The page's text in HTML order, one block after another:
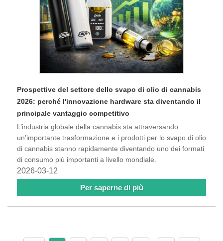
Prospettive del settore dello svapo di olio di cannabis
2026: perché l'innovazione hardware sta diventando il
principale vantaggio competitivo
L’industria globale della cannabis sta attraversando
un’importante trasformazione e i prodotti per lo svapo di olio
di cannabis stanno rapidamente diventando uno dei formati
di consumo più importanti a livello mondiale.
2026-03-12
Per saperne di più